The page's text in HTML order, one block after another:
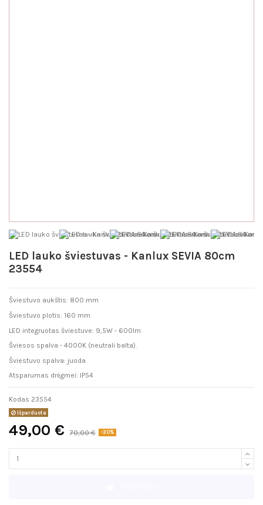
LED lauko šviestuvas - Kanlux SEVIA 80cm
23554
Šviestuvo aukštis: 800 mm
Šviestuvo plotis: 160 mm
LED integruotas šviestuve: 9,5W - 600lm
Šviesos spalva - 4000K (neutrali balta).
Šviestuvo spalva: juoda
Atsparumas drėgmei: IP54
Kodas 23554
Išparduota
49,00 € 70,00 € -30%